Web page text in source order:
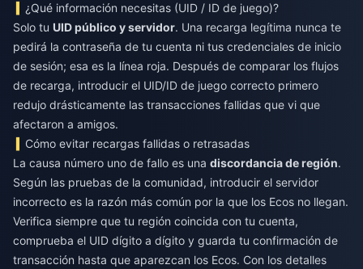
¿Qué información necesitas (UID / ID de juego)?
Solo tu UID público y servidor. Una recarga legítima nunca te
pedirá la contraseña de tu cuenta ni tus credenciales de inicio
de sesión; esa es la línea roja. Después de comparar los flujos
de recarga, introducir el UID/ID de juego correcto primero
redujo drásticamente las transacciones fallidas que vi que
afectaron a amigos.
Cómo evitar recargas fallidas o retrasadas
La causa número uno de fallo es una discordancia de región.
Según las pruebas de la comunidad, introducir el servidor
incorrecto es la razón más común por la que los Ecos no llegan.
Verifica siempre que tu región coincida con tu cuenta,
comprueba el UID dígito a dígito y guarda tu confirmación de
transacción hasta que aparezcan los Ecos. Con los detalles